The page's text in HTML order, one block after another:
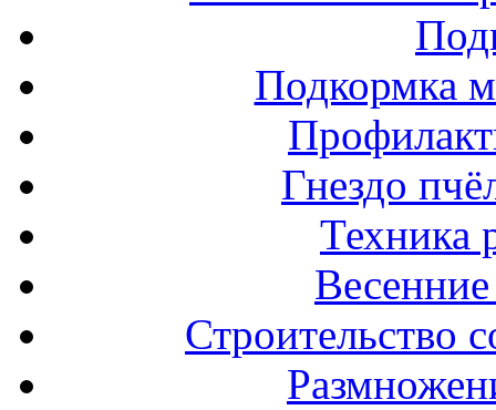
Подкормка
Гнездо
Техника
Строительство